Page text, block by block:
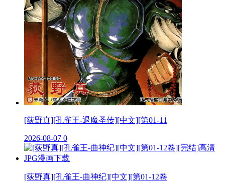
[荻野真][孔雀王-退魔圣传][中文][第01-11
2026-08-07 0
[荻野真][孔雀王-曲神纪][中文][第01-12卷